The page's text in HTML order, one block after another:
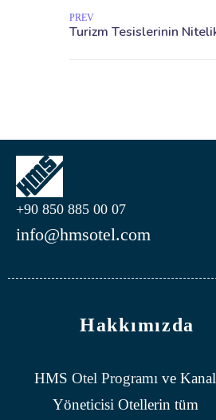
PREV
+90 850 885 00 07
info@hmsotel.com
Hakkımızda
HMSOtel Programı ve Kanal
Yöneticisi Otellerin tüm